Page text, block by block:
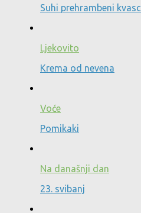
Suhi prehrambeni kvasc
Ljekovito
Krema od nevena
Voće
Pomikaki
Na današnji dan
23. svibanj